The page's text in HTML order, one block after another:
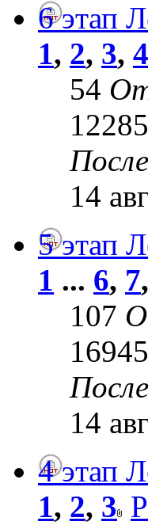
6 этап
1, 2, 3, 4
54
12285
14
5 этап
1 ... 6, 7,
107
16945
14
4 этап
1, 2, 3